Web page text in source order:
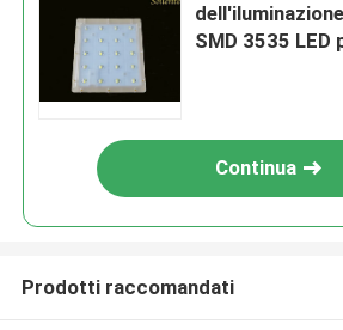
SMD 3535 LED
Continua
Prodotti raccomandati